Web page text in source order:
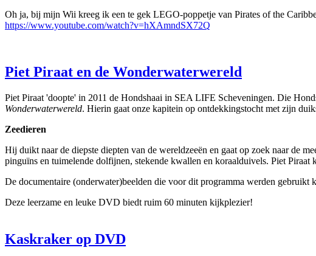
Oh ja, bij mijn Wii kreeg ik een te gek LEGO-poppetje van Pirates of the
https://www.youtube.com/watch?v=hXAmndSX72Q
Piet Piraat en de Wonderwaterwereld
Piet Piraat 'doopte' in 2011 de Hondshaai in SEA LIFE Scheveningen. Die
Wonderwaterwereld. Hierin gaat onze kapitein op ontdekkingstocht met zijn
Zeedieren
Hij duikt naar de diepste diepten van de wereldzeeën en gaat op zoek naar de
pinguïns en tuimelende dolfijnen, stekende kwallen en koraalduivels. Piet
De documentaire (onderwater)beelden die voor dit programma werden gebruikt
Deze leerzame en leuke DVD biedt ruim 60 minuten kijkplezier!
Kaskraker op DVD